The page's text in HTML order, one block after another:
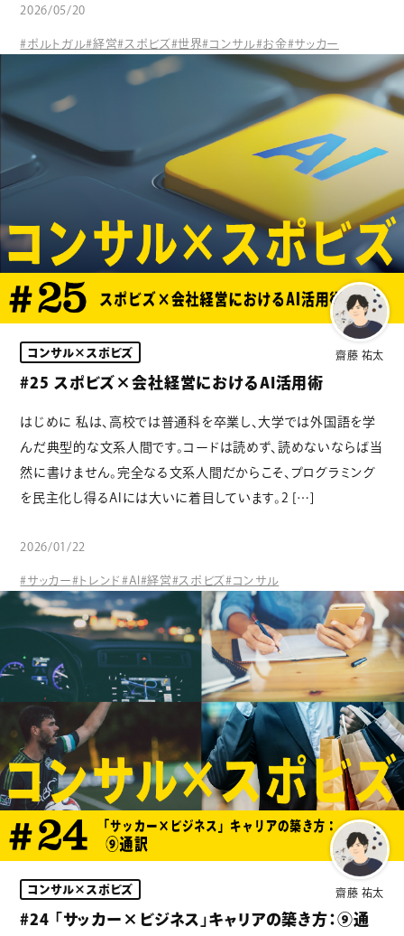
2026/05/20
#ポルトガル#経営#スポビズ#世界#コンサル#お金#サッカー
齋藤 祐太
コンサル×スポビズ
#25 スポビズ×会社経営におけるAI活用術
はじめに 私は、高校では普通科を卒業し、大学では外国語を学
んだ典型的な文系人間です。コードは読めず、読めないならば当
然に書けません。完全なる文系人間だからこそ、プログラミング
を民主化し得るAIには大いに着目しています。2 […]
2026/01/22
#サッカー#トレンド #AI #経営#スポビズ#コンサル
齋藤 祐太
コンサル×スポビズ
#24 「サッカー×ビジネス」キャリアの築き方：⑨通